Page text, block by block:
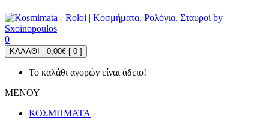
0
ΚΑΛΑΘΙ - 0,00€ [ 0 ]
Το καλάθι αγορών είναι άδειο!
ΜΕΝΟΥ
ΚΟΣΜΗΜΑΤΑ